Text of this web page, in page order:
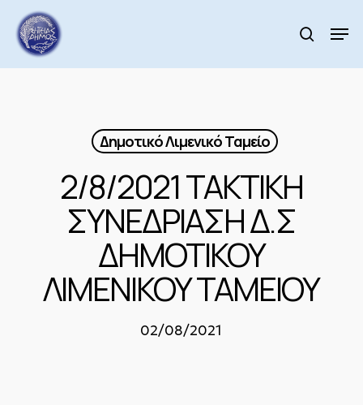
main
content
search
Δημοτικό Λιμενικό Ταμείο
2/8/2021 ΤΑΚΤΙΚΗ
ΣΥΝΕΔΡΙΑΣΗ Δ.Σ
ΔΗΜΟΤΙΚΟΥ
ΛΙΜΕΝΙΚΟΥ ΤΑΜΕΙΟΥ
02/08/2021
Menu